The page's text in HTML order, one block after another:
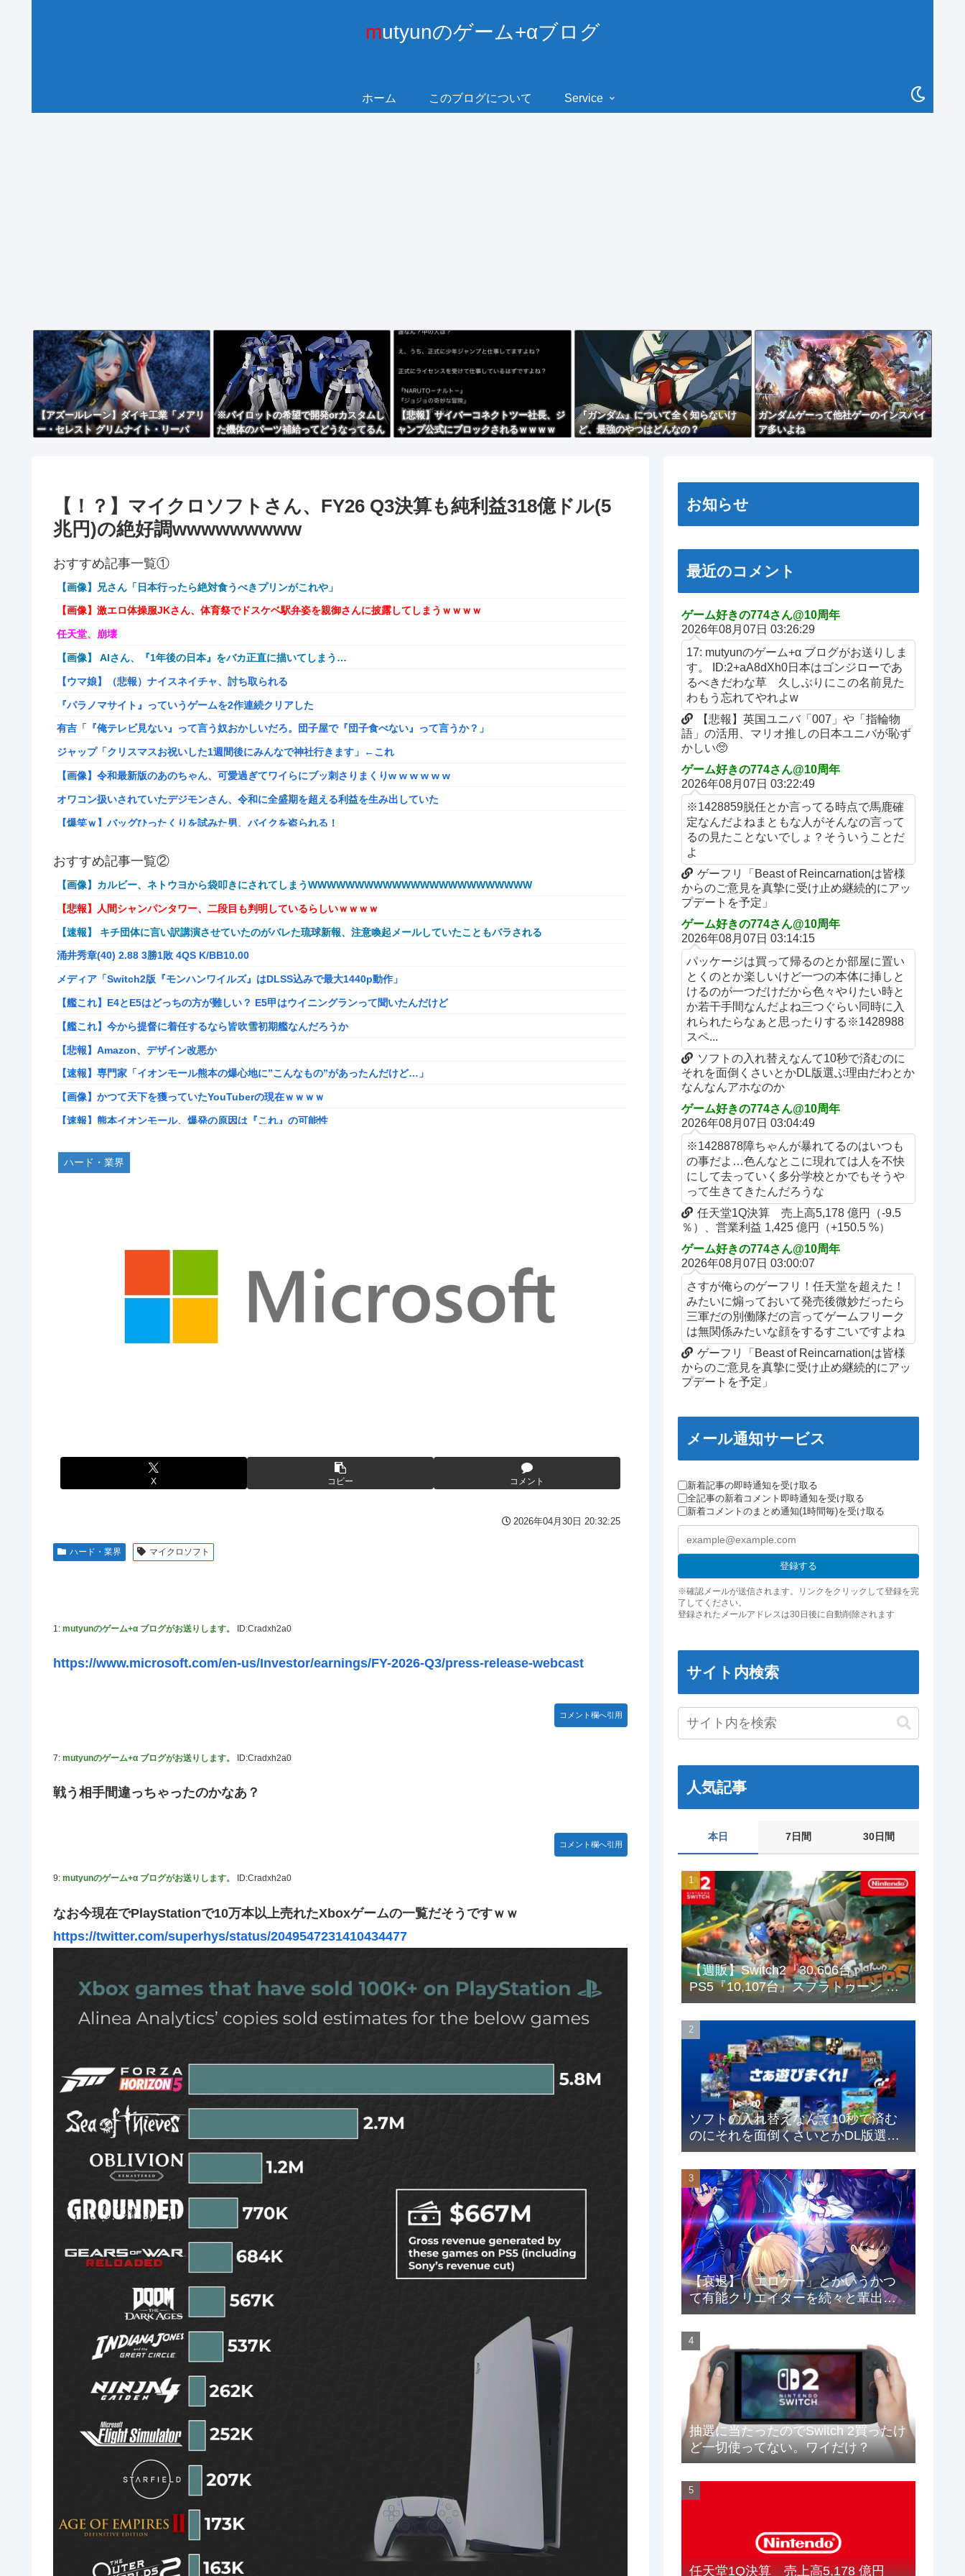
mutyunのゲーム+αブログ
ホーム このブログについて Service
【アズールレーン】ダイキ工業「メアリ
ー・セレスト グリムナイト・リーパ
※パイロットの希望で開発orカスタムし
た機体のパーツ補給ってどうなってるん
【悲報】サイバーコネクトツー社長、ジ
ャンプ公式にブロックされるｗｗｗｗ
『ガンダム』について全く知らないけ
ど、最強のやつはどんなの？
ガンダムゲーって他社ゲーのインスパイ
ア多いよね
【！？】マイクロソフトさん、FY26 Q3決算も純利益318億ドル(5
兆円)の絶好調wwwwwwwww
おすすめ記事一覧①
【画像】兄さん「日本行ったら絶対食うべきプリンがこれや」
【画像】激エロ体操服JKさん、体育祭でドスケベ駅弁姿を親御さんに披露してしまうｗｗｗｗ
任天堂、崩壊
【画像】 AIさん、『1年後の日本』をバカ正直に描いてしまう…
【ウマ娘】（悲報）ナイスネイチャ、討ち取られる
『パラノマサイト』っていうゲームを2作連続クリアした
有吉「『俺テレビ見ない』って言う奴おかしいだろ。団子屋で『団子食べない』って言うか？」
ジャップ「クリスマスお祝いした1週間後にみんなで神社行きます」←これ
【画像】令和最新版のあのちゃん、可愛過ぎてワイらにブッ刺さりまくりw w w w w w
オワコン扱いされていたデジモンさん、令和に全盛期を超える利益を生み出していた
【爆笑ｗ】バッグひったくりを試みた男、バイクを盗られる！
メディア「Switch2版『モンハンワイルズ』はDLSS込みで最大1440p動作」
【艦これ】E4とE5はどっちの方が難しい？ E5甲はウイニングランって聞いたんだけど
【艦これ】今から提督に着任するなら皆吹雪初期艦なんだろうか
【艦これ】バニ黒潮親潮 他
中西悠理アナ 袖口からインナーチラ見え！！
【ポケモンGO】リモート交換って 大半が交換レート合わせない奴多くね？
【衝撃】クルタ族虐 殺の犯人、ツェリードニヒで確定！クロロの演劇のせいで2人も無駄死ににwwww
【悲報】ライター「ちいかわが反社とコラボしてた」ﾊﾟｼｬｯ
死神のコスプレをして隣のビルの屋上から病院を眺めていた男を逮捕ｗｗｗ
【画像】コスプレイヤーが死ぬ気で痩せた結果ｗｗｗｗ
【ROBOT魂】 88,000のミーティアが二次も即完売なの大人気すぎる…
ブラッドボーン全クリしたんだが
【画像】田中みな実さん、妊娠中とは思えないヒール姿で登場してしまう
【緊急】お笑いジャングルポケット斉藤慎二被告に懲役7年の求刑←これ…
【ウマ娘】セイちゃんの攻撃力を見よ！！！
【悲報】人気配信者「はっきり言う、ジャングリア沖縄ほんとーーーーーーーーにおもんない！！！！」→炎上
海外「全部日本の真似だったのか…」 日本の普通のテレビ番組が最新SNSの数十年先を行っていたと話題に
【艦これ】これがラ級ちゃんの水着modeか・・・！
【ウマ娘】（悲報）ナイスネイチャ、討ち取られる
【画像あり】ワイ、今更SSSS.GRIDMANを観賞するも面白過ぎて今まで観てなかったを後悔する…
【〈物語〉シリーズ】セガ「忍野忍」「斧乃木余接」プライズフィギュア【彩色原型公開】
連合のモルモット部隊の部隊長になりました 第45話
【デレマス】 橘ありす「あなたの瞳には」
やる夫のダンジョン運営記180-おまけ31 埋めネタ「17話舞台裏2 土産物市・当日」
ソフトの入れ替えなんて10秒で済むのにそれを面倒くさいとかDL版選ぶ理由だわとかなんなんアホなのか
部屋作りゲーム、確率で出現するイカを見るとクラッシュする不具合が発生
積水ハウス「地面師に55億円騙し取られた…」ワイ「はえーかわいそう…会社滅茶苦茶やろなぁ」
【激震】韓国人「韓国サッカー協会、W杯・五輪で複数回の性接待を行い審判を買収していたことが発覚…（ﾌﾞﾙﾌﾞﾙ」＝韓国
の反応
冨里奈央ちゃん、罰ゲームのセミをずっと気にしてたｗ【乃木坂46】
モーニング娘。'25『気になるその気の歌』ってガチで名曲だと思うんだけど
冨里奈央ちゃん、おへそ見せガチでエグいって・・・
おすすめ記事一覧②
【画像】カルビー、ネトウヨから袋叩きにされてしまうWWWWWWWWWWWWWWWWWWWWWWWW
【悲報】人間シャンパンタワー、二段目も判明しているらしいｗｗｗｗ
【速報】 キチ団体に言い訳講演させていたのがバレた琉球新報、注意喚起メールしていたこともバラされる
涌井秀章(40) 2.88 3勝1敗 4QS K/BB10.00
メディア「Switch2版『モンハンワイルズ』はDLSS込みで最大1440p動作」
【艦これ】E4とE5はどっちの方が難しい？ E5甲はウイニングランって聞いたんだけど
【艦これ】今から提督に着任するなら皆吹雪初期艦なんだろうか
【悲報】Amazon、デザイン改悪か
【速報】専門家「イオンモール熊本の爆心地に”こんなもの”があったんだけど…」
【画像】かつて天下を獲っていたYouTuberの現在ｗｗｗｗ
【速報】熊本イオンモール、爆発の原因は『これ』の可能性
【悲報】有名漫画家、がんを公表「大腸癌になってしまいました。肝臓に転移も見られてステージ4です」
【画像】日焼け口リの締まったお尻っていいよね！ｗｗｗｗｗ
熊本･八代港で自衛隊の「病院船」が医療提供開始、診察と薬剤処方…被災者向け大浴場も！
ハード・業界
X コピー コメント
2026年04月30日 20:32:25
ハード・業界 マイクロソフト
1: mutyunのゲーム+α ブログがお送りします。 ID:Cradxh2a0
https://www.microsoft.com/en-us/Investor/earnings/FY-2026-Q3/press-release-webcast
コメント欄へ引用
7: mutyunのゲーム+α ブログがお送りします。 ID:Cradxh2a0
戦う相手間違っちゃったのかなあ？
コメント欄へ引用
9: mutyunのゲーム+α ブログがお送りします。 ID:Cradxh2a0
なお今現在でPlayStationで10万本以上売れたXboxゲームの一覧だそうですｗｗ
https://twitter.com/superhys/status/2049547231410434477
お知らせ
最近のコメント
ゲーム好きの774さん@10周年
2026年08月07日 03:26:29
17: mutyunのゲーム+α ブログがお送りしま
す。 ID:2+aA8dXh0日本はゴンジローであ
るべきだわな草 久しぶりにこの名前見た
わもう忘れてやれよw
【悲報】英国ユニバ「007」や「指輪物
語」の活用、マリオ推しの日本ユニバが恥ず
かしい🥺
ゲーム好きの774さん@10周年
2026年08月07日 03:22:49
※1428859脱任とか言ってる時点で馬鹿確
定なんだよねまともな人がそんなの言って
るの見たことないでしょ？そういうことだ
よ
ゲーフリ「Beast of Reincarnationは皆様
からのご意見を真摯に受け止め継続的にアッ
プデートを予定」
ゲーム好きの774さん@10周年
2026年08月07日 03:14:15
パッケージは買って帰るのとか部屋に置い
とくのとか楽しいけど一つの本体に挿しと
けるのが一つだけだから色々やりたい時と
か若干手間なんだよね三つぐらい同時に入
れられたらなぁと思ったりする※1428988
スペ...
ソフトの入れ替えなんて10秒で済むのに
それを面倒くさいとかDL版選ぶ理由だわとか
なんなんアホなのか
ゲーム好きの774さん@10周年
2026年08月07日 03:04:49
※1428878障ちゃんが暴れてるのはいつも
の事だよ…色んなとこに現れては人を不快
にして去っていく多分学校とかでもそうや
って生きてきたんだろうな
任天堂1Q決算 売上高5,178 億円（-9.5
％）、営業利益 1,425 億円（+150.5 %）
ゲーム好きの774さん@10周年
2026年08月07日 03:00:07
さすが俺らのゲーフリ！任天堂を超えた！
みたいに煽っておいて発売後微妙だったら
三軍だの別働隊だの言ってゲームフリーク
は無関係みたいな顔をするすごいですよね
ゲーフリ「Beast of Reincarnationは皆様
からのご意見を真摯に受け止め継続的にアッ
プデートを予定」
メール通知サービス
新着記事の即時通知を受け取る
全記事の新着コメント即時通知を受け取る
新着コメントのまとめ通知(1時間毎)を受け取る
登録する
※確認メールが送信されます。リンクをクリックして登録を完
了してください。
登録されたメールアドレスは30日後に自動削除されます
サイト内検索
人気記事
本日 7日間 30日間
【週販】Switch2『30,606台』
PS5『10,107台』スプラトゥーン レ
イダース「73,542本」
ソフトの入れ替えなんて10秒で済む
のにそれを面倒くさいとかDL版選ぶ
理由だわとかなんなんアホなのか
【衰退】「エロゲー」とかいうかつ
て有能クリエイターを続々と輩出し
た謎の界隈wwwww
抽選に当たったのでSwitch 2買ったけ
ど一切使ってない。ワイだけ？
任天堂1Q決算 売上高5,178 億円